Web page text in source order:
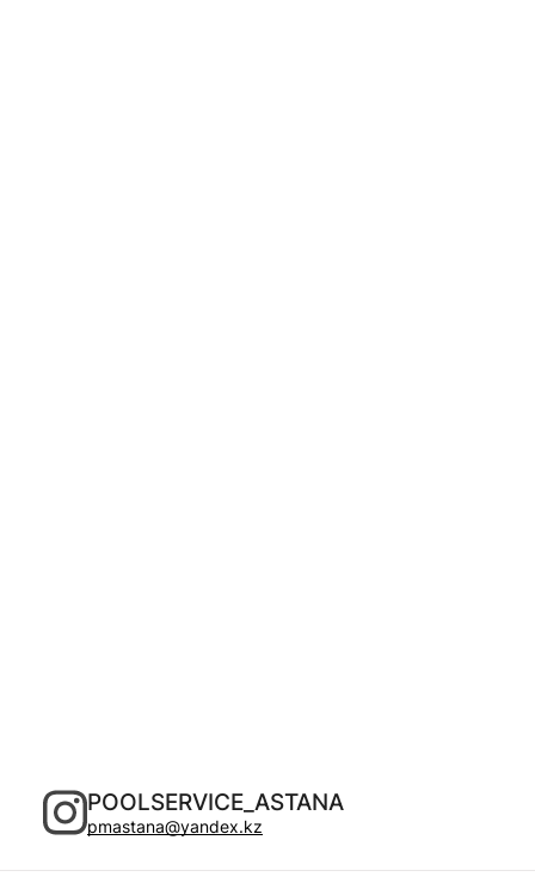
POOLSERVICE_ASTANA
pmastana@yandex.kz